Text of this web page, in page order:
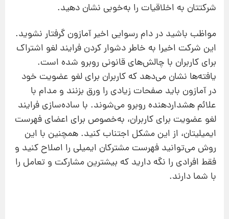
شرکتتان به اخلاقیات را به‌خوبی نشان دهید.
مواظب باشید در دام رسوایی اخیر آمازون گرفتار نشوید.
این شرکت اخیرا به خاطر دشوار کردن فرایند لغو اشتراک
برای کاربران با چالش‌های قانونی روبرو شده است.
یافته‌ها نشان می‌دهد که کاربران برای لغو عضویت خود
در آمازون باید صفحات زیادی را ورق بزنند و مدام با
علائم هشدار‌دهنده روبرو می‌شوند. با ساده‌سازی فرایند
لغو عضویت برای کاربران، به‌خصوص برای اعضای فهرست
ایمیلیتان، از این مشکل اجتناب کنید. همچنین با این
روش می‌توانید فهرست مشترکان ایمیلی را اصلاح کنید و
فقط افرادی را نگه دارید که بیشترین مشارکت و تعامل را
با شما دارند.